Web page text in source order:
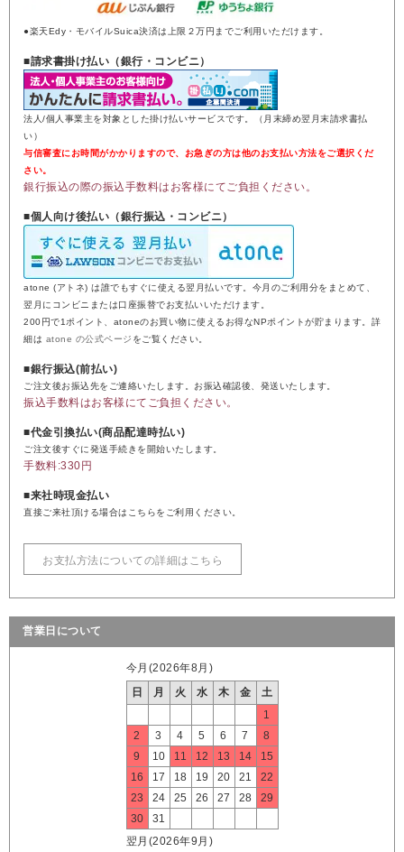
●楽天Edy・モバイルSuica決済は上限２万円までご利用いただけます。
■請求書掛け払い（銀行・コンビニ）
法人/個人事業主を対象とした掛け払いサービスです。（月末締め翌月末請求書払
い）
与信審査にお時間がかかりますので、お急ぎの方は他のお支払い方法をご選択くだ
さい。
銀行振込の際の振込手数料はお客様にてご負担ください。
■個人向け後払い（銀行振込・コンビニ）
atone (アトネ) は誰でもすぐに使える翌月払いです。今月のご利用分をまとめて、
翌月にコンビニまたは口座振替でお支払いいただけます。
200円で1ポイント、atoneのお買い物に使えるお得なNPポイントが貯まります。詳
細は atone の公式ページ をご覧ください。
■銀行振込(前払い)
ご注文後お振込先をご連絡いたします。お振込確認後、発送いたします。
振込手数料はお客様にてご負担ください。
■代金引換払い(商品配達時払い)
ご注文後すぐに発送手続きを開始いたします。
手数料:330円
■来社時現金払い
直接ご来社頂ける場合はこちらをご利用ください。
お支払方法についての詳細はこちら
営業日について
今月(2026年8月)
日
月 火 水 木 金
土
1
2
3 4 5 6 7
8
9
10 11 12 13 14
15
16
17 18 19 20 21
22
23
24 25 26 27 28
29
30
31
翌月(2026年9月)